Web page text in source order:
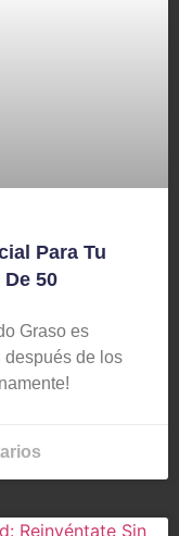
Para Tu
50
Graso es
después de los